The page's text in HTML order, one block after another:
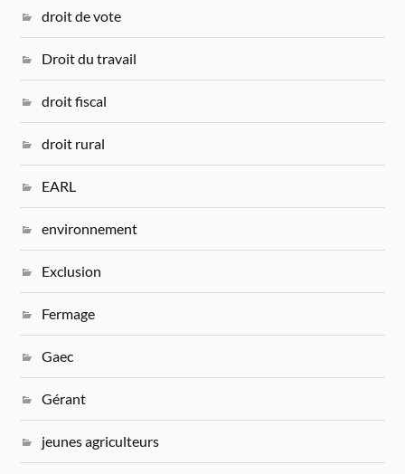
droit de vote
Droit du travail
droit fiscal
droit rural
EARL
environnement
Exclusion
Fermage
Gaec
Gérant
jeunes agriculteurs